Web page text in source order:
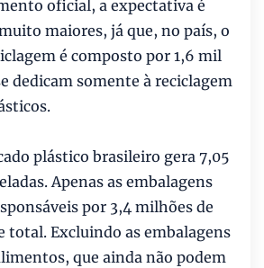
oficial, a expectativa é
maiores, já que, no país, o
é composto por 1,6 mil
dedicam somente à reciclagem
plástico brasileiro gera 7,05
Apenas as embalagens
por 3,4 milhões de
total. Excluindo as embalagens
que ainda não podem